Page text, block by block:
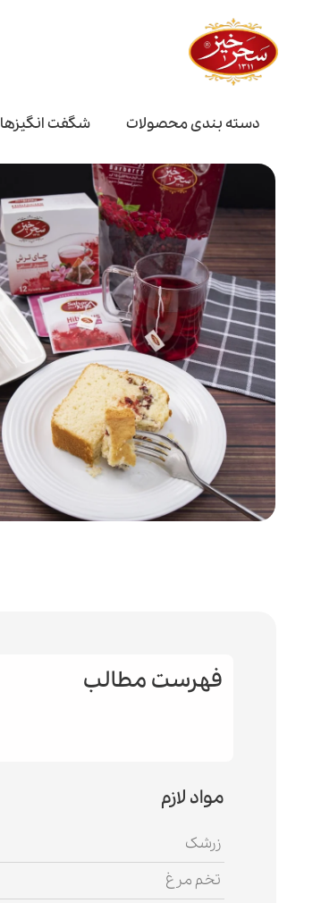
دسته بندی محصولات شگفت انگیز‌ها
فهرست مطالب
مواد لازم
زرشک
تخم مرغ